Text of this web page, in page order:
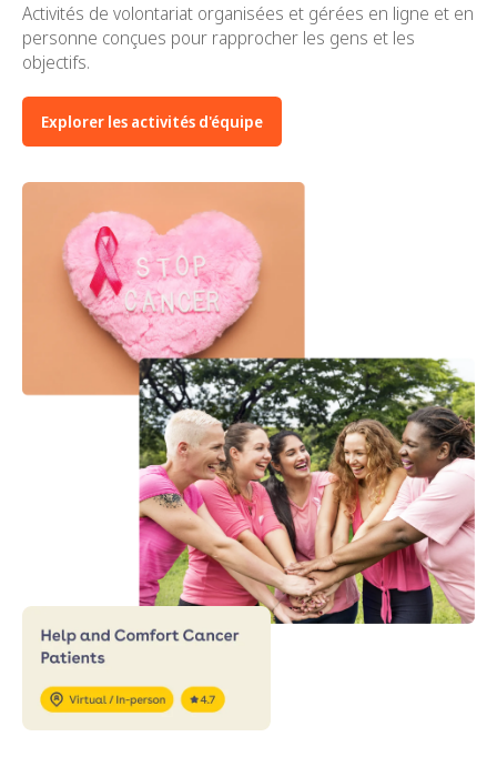
Activités de volontariat organisées et gérées en ligne et en
personne conçues pour rapprocher les gens et les
objectifs.
Explorer les activités d'équipe